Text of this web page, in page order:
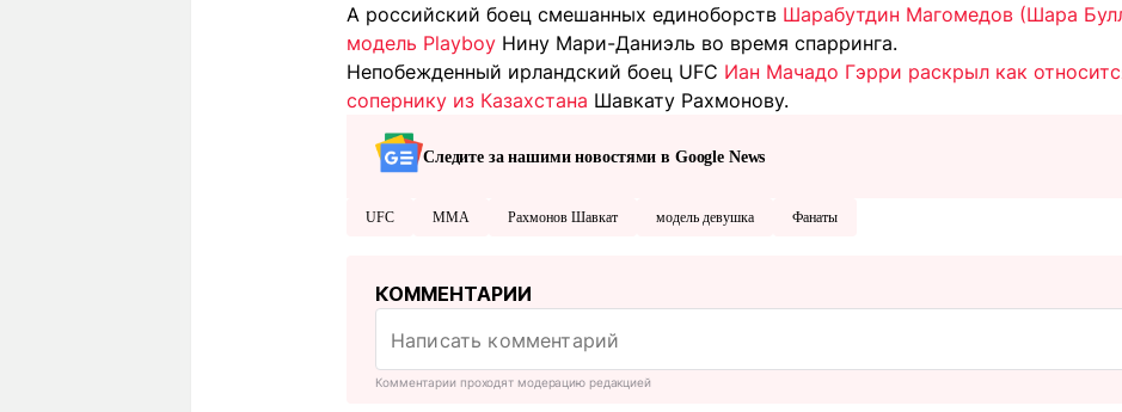
А российский боец смешанных единоборств Шарабутдин Магомедов (Шара
модель Playboy Нину Мари-Даниэль во время спарринга.
Непобежденный ирландский боец UFC Иан Мачадо Гэрри раскрыл как
сопернику из Казахстана Шавкату Рахмонову.
Следите за нашими новостями в Google News
UFC MMA Рахмонов Шавкат модель девушка Фанаты
КОММЕНТАРИИ
Комментарии проходят модерацию редакцией